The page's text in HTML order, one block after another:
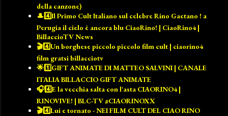
della canzone)
🎩4️⃣Il Primo Cult Italiano sul celebre Rino Gaetano ! a
Perugia il cielo è ancora blu CiaoRino! | CiaoRino4 |
BillaccioTV News
🎬4️⃣Un borghese piccolo piccolo film cult | ciaorino4
film gratsi billacciotv
🌟1️⃣GIFT ANIMATE DI MATTEO SALVINI | CANALE
ITALIA BILLACCIO GIFT ANIMATE
🎧4️⃣E la vecchia salta con l'asta CIAORINO4 |
RINOVIVE! | BLC-TV #CIAORINOXX
🎬4️⃣Lui e tornato - NEI FILM CULT DEL CIAO RINO